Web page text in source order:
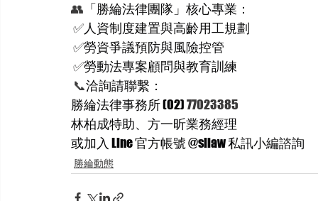
👥 「勝綸法律團隊」核心專業：
✅人資制度建置與高齡用工規劃
✅勞資爭議預防與風險控管
✅勞動法專案顧問與教育訓練
📞洽詢請聯繫：
勝綸法律事務所 (02) 77023385
林柏成特助、方一昕業務經理
或加入 Line 官方帳號 @sllaw 私訊小編諮詢
勝綸動態